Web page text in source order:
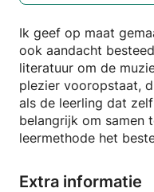
Ik geef op maat
ook aandacht
literatuur om de muziek
plezier vooropstaat,
als de leerling dat
belangrijk om samen
leermethode het
Extra informatie